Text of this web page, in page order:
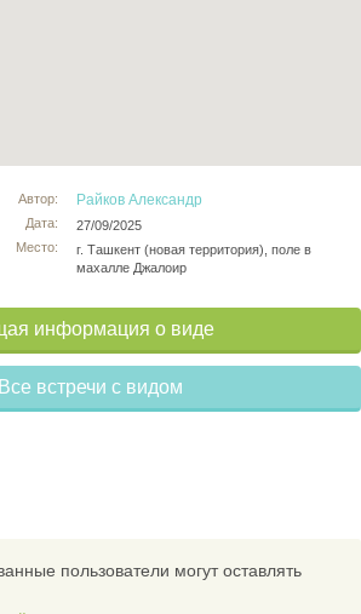
Автор:
Дата:
Место:
Райков Александр
27/09/2025
г. Ташкент (новая территория), поле в
махалле Джалоир
информация о виде
Все встречи с видом
пользователи могут оставлять